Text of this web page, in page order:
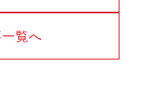
覧へ